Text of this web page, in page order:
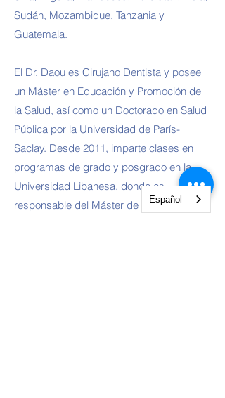
Sudán, Mozambique, Tanzania y
Guatemala.
El Dr. Daou es Cirujano Dentista y posee
un Máster en Educación y Promoción de
la Salud, así como un Doctorado en Salud
Pública por la Universidad de París-
Saclay. Desde 2011, imparte clases en
programas de grado y posgrado en la
Universidad Libanesa, donde es
responsable del Máster de Salud Pública
Español